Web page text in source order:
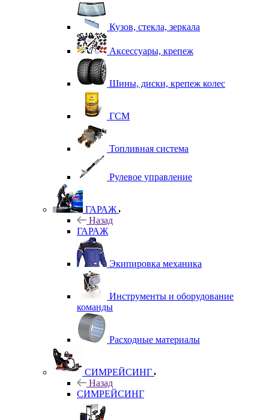
Кузов, стекла, зеркала
Аксессуары, крепеж
Шины, диски, крепеж колес
ГСМ
Топливная система
Рулевое управление
ГАРАЖ
Назад
ГАРАЖ
Экипировка механика
Инструменты и оборудование
команды
Расходные материалы
СИМРЕЙСИНГ
Назад
СИМРЕЙСИНГ